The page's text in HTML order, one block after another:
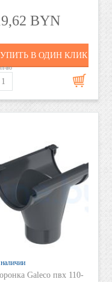
BYN
во
В ОДИН КЛИК
Galeco пвх 110-